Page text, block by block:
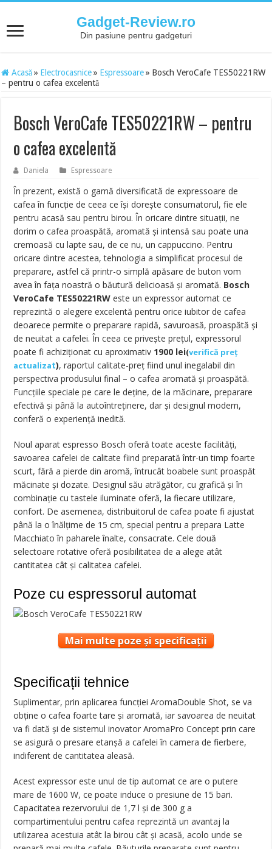
Gadget-Review.ro
Din pasiune pentru gadgeturi
Acasă » Electrocasnice » Espressoare » Bosch VeroCafe TES50221RW
– pentru o cafea excelentă
Bosch VeroCafe TES50221RW – pentru
o cafea excelentă
Daniela Espressoare
În prezent, există o gamă diversificată de expressoare de
cafea în funcţie de ceea ce îşi doreşte consumatorul, fie ele
pentru acasă sau pentru birou. În oricare dintre situaţii, ne
dorim o cafea proaspătă, aromată şi intensă sau poate una
cremoasă cu lapte sau, de ce nu, un cappuccino. Pentru
oricare dintre acestea, tehnologia a simplificat procesul de
preparare, astfel că printr-o simplă apăsare de buton vom
avea în faţa noastră o băutură delicioasă şi aromată. Bosch
VeroCafe TES50221RW este un expressor automat ce
reprezintă o alegere excelentă pentru orice iubitor de cafea
deoarece permite o preparare rapidă, savuroasă, proaspătă şi
de neuitat a cafelei. În ceea ce priveşte preţul, expressorul
poate fi achiziţionat cu aproximativ 1900 lei(verifică preț
actualizat), raportul calitate-preţ fiind unul inegalabil din
perspectiva produsului final – o cafea aromată şi proaspătă.
Funcţiile speciale pe care le deţine, de la măcinare, preparare
efectivă şi până la autoîntreţinere, dar şi designul modern,
conferă o experienţă inedită.
Noul aparat espresso Bosch oferă toate aceste facilităţi,
savoarea cafelei de calitate fiind preparată într-un timp foarte
scurt, fără a pierde din aromă, întrucât boabele sunt proaspăt
măcinate şi dozate. Designul său atrăgător, cu grafică şi în
combinaţie cu tastele iluminate oferă, la fiecare utilizare,
confort. De asemenea, distribuitorul de cafea poate fi ajustat
până la o înălţime de 15 cm, special pentru a prepara Latte
Macchiato în paharele înalte, consacrate. Cele două
selectoare rotative oferă posibilitatea de a alege atât
cantitatea cât şi calitatea cafelei.
Poze cu espressorul automat
Mai multe poze și specificații
Specificații tehnice
Suplimentar, prin aplicarea funcţiei AromaDouble Shot, se va
obţine o cafea foarte tare şi aromată, iar savoarea de neuitat
va fi dată şi de sistemul inovator AromaPro Concept prin care
se asigură o presare etanşă a cafelei în camera de fierbere,
indiferent de cantitatea aleasă.
Acest expressor este unul de tip automat ce are o putere
mare de 1600 W, ce poate induce o presiune de 15 bari.
Capacitatea rezervorului de 1,7 l şi de 300 g a
compartimentului pentru cafea reprezintă un avantaj la
utilizarea acestuia atât la birou cât şi acasă, acolo unde se